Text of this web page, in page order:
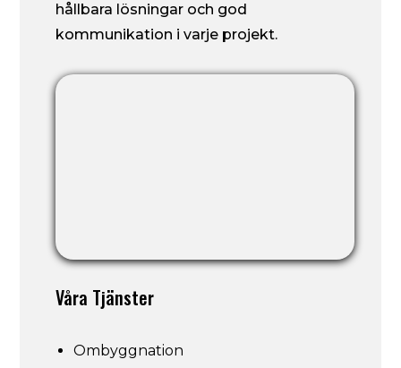
hållbara lösningar och god
kommunikation i varje projekt.
Våra Tjänster
Ombyggnation